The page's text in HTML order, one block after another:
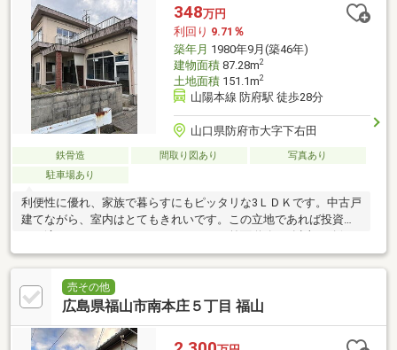
348万円
利回り 9.71％
築年月 1980年9月(築46年)
建物面積87.28m2
土地面積151.1m2
山陽本線 防府駅 徒歩28分
山口県防府市大字下右田
鉄骨造 間取り図あり
写真あり
駐車場あり
利便性に優れ、家族で暮らすにもピッタリな3ＬＤＫです。中古戸
建てながら、室内はとてもきれいです。この立地であれば投資用
ているので車の出し入
売その他
広島県福山市南本庄５丁目 福山